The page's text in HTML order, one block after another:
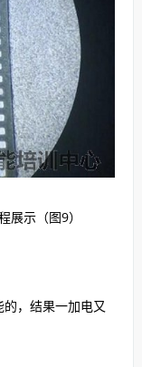
展示（图9）
，结果一加电又